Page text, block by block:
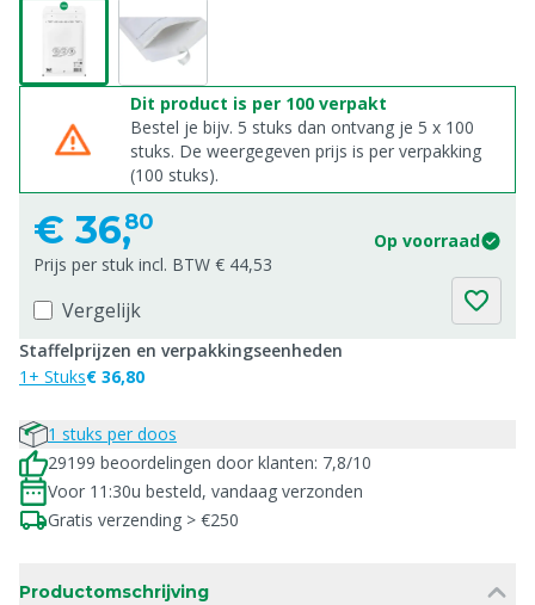
Dit product is per 100 verpakt
Bestel je bijv. 5 stuks dan ontvang je 5 x 100
stuks. De weergegeven prijs is per verpakking
(100 stuks).
€ 36,80
Op voorraad
Prijs per stuk incl. BTW € 44,53
Vergelijk
Staffelprijzen en verpakkingseenheden
1+ Stuks€ 36,80
1 stuks per doos
29199 beoordelingen door klanten: 7,8/10
Voor 11:30u besteld, vandaag verzonden
Gratis verzending > €250
Productomschrijving